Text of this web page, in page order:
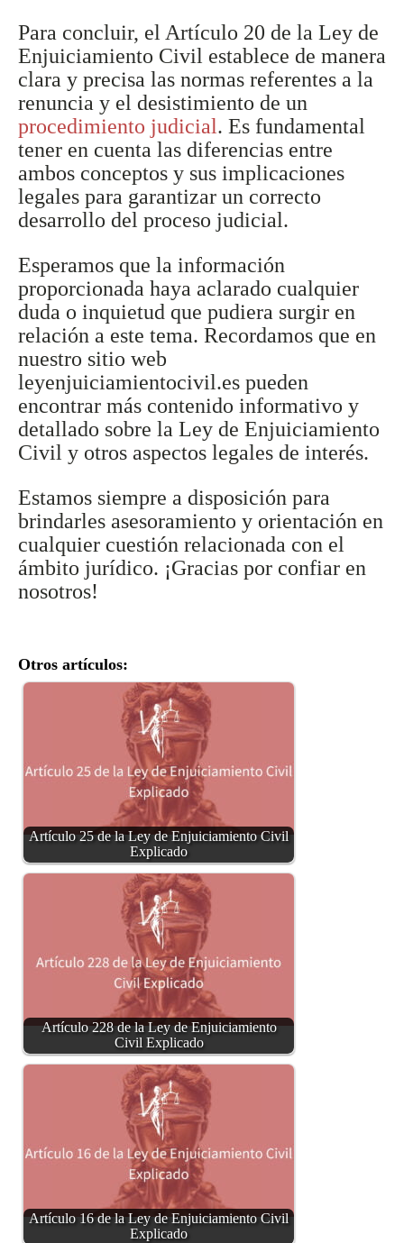
Para concluir, el Artículo 20 de la Ley de
Enjuiciamiento Civil establece de manera
clara y precisa las normas referentes a la
renuncia y el desistimiento de un
procedimiento judicial. Es fundamental
tener en cuenta las diferencias entre
ambos conceptos y sus implicaciones
legales para garantizar un correcto
desarrollo del proceso judicial.
Esperamos que la información
proporcionada haya aclarado cualquier
duda o inquietud que pudiera surgir en
relación a este tema. Recordamos que en
nuestro sitio web
leyenjuiciamientocivil.es pueden
encontrar más contenido informativo y
detallado sobre la Ley de Enjuiciamiento
Civil y otros aspectos legales de interés.
Estamos siempre a disposición para
brindarles asesoramiento y orientación en
cualquier cuestión relacionada con el
ámbito jurídico. ¡Gracias por confiar en
nosotros!
Otros artículos:
Artículo 25 de la Ley de Enjuiciamiento Civil
Explicado
Artículo 228 de la Ley de Enjuiciamiento
Civil Explicado
Artículo 16 de la Ley de Enjuiciamiento Civil
Explicado